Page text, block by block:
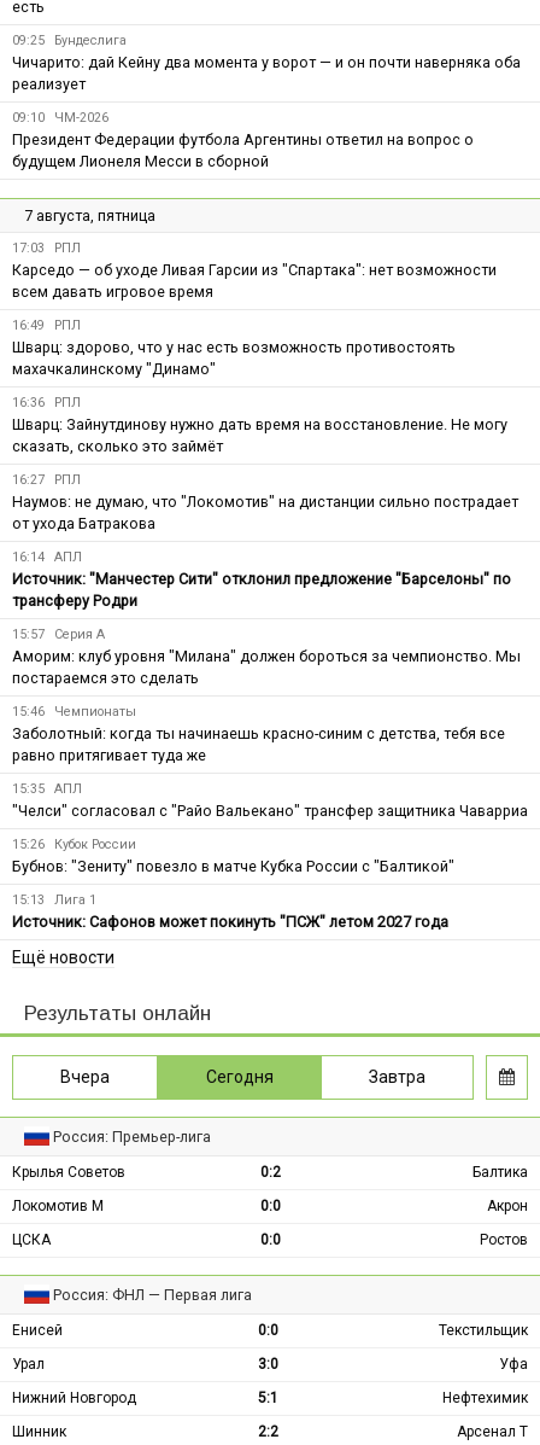
есть
09:25 Бундеслига
Чичарито: дай Кейну два момента у ворот — и он почти наверняка оба
реализует
09:10 ЧМ-2026
Президент Федерации футбола Аргентины ответил на вопрос о
будущем Лионеля Месси в сборной
7 августа, пятница
17:03 РПЛ
Карседо — об уходе Ливая Гарсии из "Спартака": нет возможности
всем давать игровое время
16:49 РПЛ
Шварц: здорово, что у нас есть возможность противостоять
махачкалинскому "Динамо"
16:36 РПЛ
Шварц: Зайнутдинову нужно дать время на восстановление. Не могу
сказать, сколько это займёт
16:27 РПЛ
Наумов: не думаю, что "Локомотив" на дистанции сильно пострадает
от ухода Батракова
16:14 АПЛ
Источник: "Манчестер Сити" отклонил предложение "Барселоны" по
трансферу Родри
15:57 Серия А
Аморим: клуб уровня "Милана" должен бороться за чемпионство. Мы
постараемся это сделать
15:46 Чемпионаты
Заболотный: когда ты начинаешь красно-синим с детства, тебя все
равно притягивает туда же
15:35 АПЛ
"Челси" согласовал с "Райо Вальекано" трансфер защитника Чаварриа
15:26 Кубок России
Бубнов: "Зениту" повезло в матче Кубка России с "Балтикой"
15:13 Лига 1
Источник: Сафонов может покинуть "ПСЖ" летом 2027 года
Ещё новости
Результаты онлайн
Вчера Сегодня Завтра
Россия: Премьер-лига
Крылья Советов 0:2
Балтика
Локомотив М
0:0
Акрон
ЦСКА
0:0 Ростов
Россия: ФНЛ — Первая лига
Енисей 0:0
Текстильщик
Урал
3:0
Уфа
Нижний Новгород
5:1
Нефтехимик
Шинник
2:2 Арсенал Т